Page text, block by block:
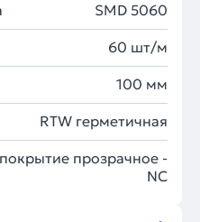
SMD 5060
60 шт/м
100 мм
RTW герметичная
прозрачное -
NC